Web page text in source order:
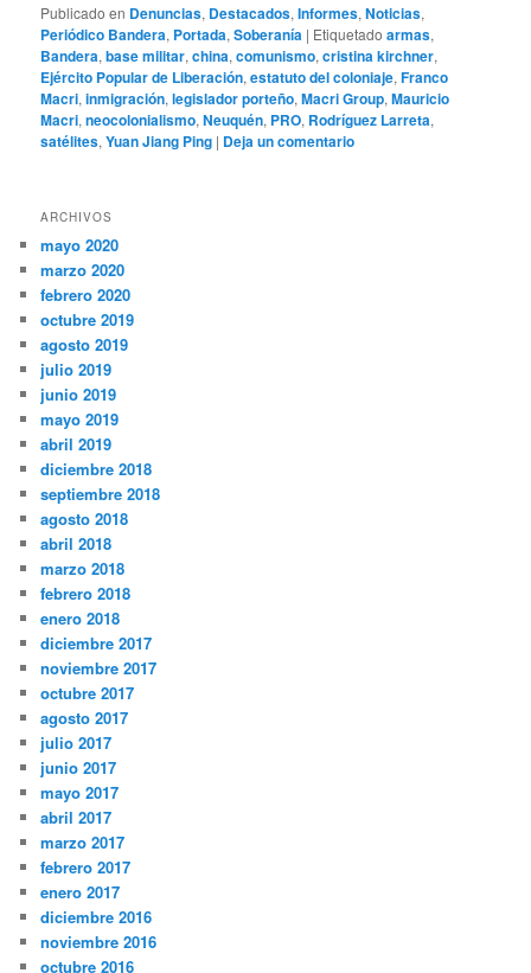
Publicado en Denuncias, Destacados,Informes,Noticias,
Periódico Bandera, Portada,Soberanía | Etiquetado armas,
Bandera,base militar,china,comunismo,cristina kirchner,
Ejército Popular de Liberación,estatuto del coloniaje,Franco
Macri,inmigración,legislador porteño,Macri Group,Mauricio
Macri,neocolonialismo,Neuquén, PRO, Rodríguez Larreta,
satélites,Yuan Jiang Ping | Deja un comentario
ARCHIVOS
mayo 2020
marzo 2020
febrero 2020
octubre 2019
agosto 2019
julio 2019
junio 2019
mayo 2019
abril 2019
diciembre 2018
septiembre 2018
agosto 2018
abril 2018
marzo 2018
febrero 2018
enero 2018
diciembre 2017
noviembre 2017
octubre 2017
agosto 2017
julio 2017
junio 2017
mayo 2017
abril 2017
marzo 2017
febrero 2017
enero 2017
diciembre 2016
noviembre 2016
octubre 2016